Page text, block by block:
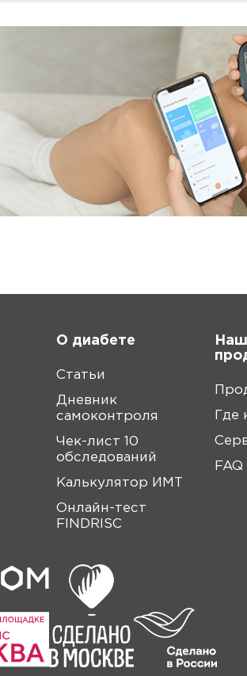
О диабете
Статьи
Дневник
самоконтроля
Чек-лист 10
обследований
Калькулятор ИМТ
Онлайн-тест
FINDRISC
Где
FAQ